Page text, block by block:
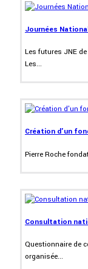
Journées
Les futures JNE
Les...
Création d'un
Pierre Roche
Consultation
Questionnaire de
organisée...